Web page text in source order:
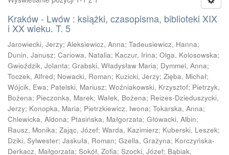
Kraków - Lwów : książki, czasopisma, biblioteki XIX
i XX wieku. T. 5
Jarowiecki, Jerzy; Aleksiewicz, Anna; Tadeusiewicz, Hanna;
Dunin, Janusz; Cariowa, Natalia; Kaczur, Irina; Olga, Kolosowska;
Gwioździk, Jolanta; Grabski, Władysław Maria; Dymmel, Anna;
Toczek, Alfred; Nowacki, Roman; Kuzicki, Jerzy; Zięba, Michał;
Wójcik, Ewa; Patelski, Mariusz; Woźniakowski, Krzysztof; Pietrzyk,
Bożena; Pieczonka, Marek; Wałek, Bożena; Reizes-Dzieduszycki,
Jerzy; Konopka, Maria; Pietrzkiewicz, Iwona; Tokarska, Anna;
Chlewicka, Aldona; Ptasińska, Małgorzata; Główacki, Albin;
Rausz, Monika; Zając, Józef; Warda, Kazimierz; Kuberski, Leszek;
Dziki, Sylwester; Jaskuła, Roman; Gzella, Grażyna; Korczyńska-
Derkacz, Małgorzata; Sokół, Zofia; Szocki, Józef; Bąbiak,